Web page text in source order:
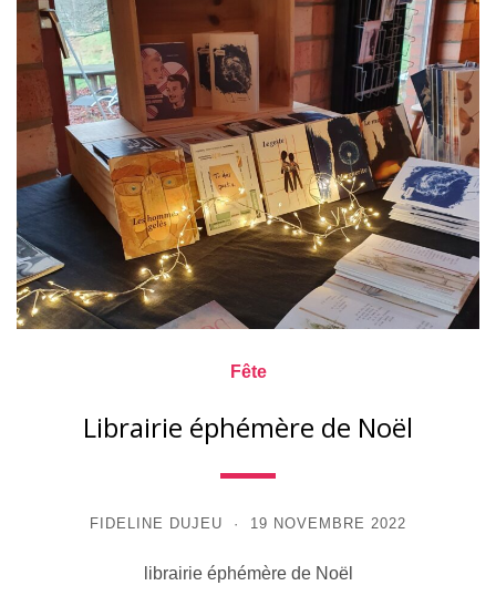
Fête
Librairie éphémère de Noël
FIDELINE DUJEU 19 NOVEMBRE 2022
librairie éphémère de Noël